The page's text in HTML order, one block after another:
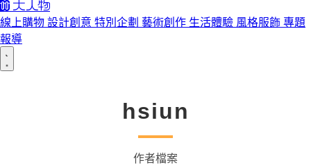
線上購物 設計創意 特別企劃 藝術創作 生活體驗 風格服飾 專題
報導
hsiun
作者檔案